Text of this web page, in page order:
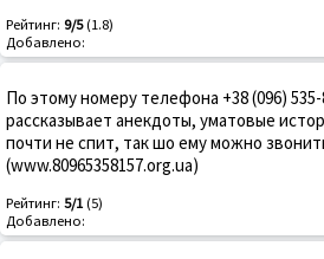
Рейтинг: 9/5(1.8)
Добавлено:
По этому номеру телефона +38 (096)
рассказывает анекдоты, уматовые
почти не спит, так шо ему можно
(www.80965358157.org.ua)
Рейтинг: 5/1 (5)
Добавлено: